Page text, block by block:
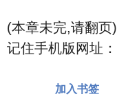
(本章未完,请翻页)
记住手机版网址
加入书签